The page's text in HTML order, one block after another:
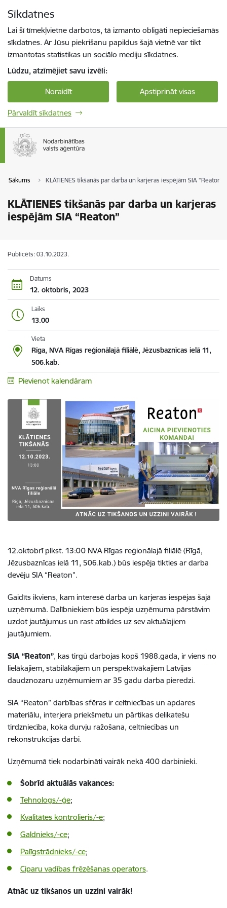
Sīkdatnes
Lai šī tīmekļvietne darbotos, tā izmanto obligāti nepieciešamās
sīkdatnes. Ar Jūsu piekrišanu papildus šajā vietnē var tikt
izmantotas statistikas un sociālo mediju sīkdatnes.
Lūdzu, atzīmējiet savu izvēli:
Noraidīt Apstiprināt visas
Pārvaldīt sīkdatnes
Sākums KLĀTIENES tikšanās par darba un karjeras iespējām SIA “Reaton”
KLĀTIENES tikšanās par darba un karjeras
iespējām SIA “Reaton”
Publicēts: 03.10.2023.
Datums
12. oktobris, 2023
Laiks
13.00
Vieta
Rīga, NVA Rīgas reģionālajā filiālē, Jēzusbaznīcas ielā 11,
506.kab.
Pievienot kalendāram
12.oktobrī plkst. 13:00 NVA Rīgas reģionālajā filiālē (Rīgā,
Jēzusbaznīcas ielā 11, 506.kab.) būs iespēja tikties ar darba
devēju SIA “Reaton”.
Gaidīts ikviens, kam interesē darba un karjeras iespējas šajā
uzņēmumā. Dalībniekiem būs iespēja uzņēmuma pārstāvim
uzdot jautājumus un rast atbildes uz sev aktuālajiem
jautājumiem.
SIA “Reaton”, kas tirgū darbojas kopš 1988.gada, ir viens no
lielākajiem, stabilākajiem un perspektīvākajiem Latvijas
daudznozaru uzņēmumiem ar 35 gadu darba pieredzi.
SIA “Reaton” darbības sfēras ir celtniecības un apdares
materiālu, interjera priekšmetu un pārtikas delikatešu
tirdzniecība, koka durvju ražošana, celtniecības un
rekonstrukcijas darbi.
Uzņēmumā tiek nodarbināti vairāk nekā 400 darbinieki.
Šobrīd aktuālās vakances:
Tehnologs/-ģe;
Kvalitātes kontrolieris/-e;
Galdnieks/-ce;
Palīgstrādnieks/-ce;
Ciparu vadības frēzēšanas operators.
Atnāc uz tikšanos un uzzini vairāk!